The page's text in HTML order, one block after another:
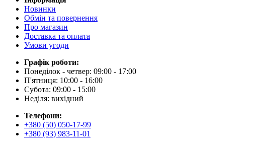
Новинки
Обмін та повернення
Про магазин
Доставка та оплата
Умови угоди
Графік роботи:
Понеділок - четвер: 09:00 - 17:00
П'ятниця: 10:00 - 16:00
Субота: 09:00 - 15:00
Неділя: вихідний
Телефони:
+380 (50) 050-17-99
+380 (93) 983-11-01